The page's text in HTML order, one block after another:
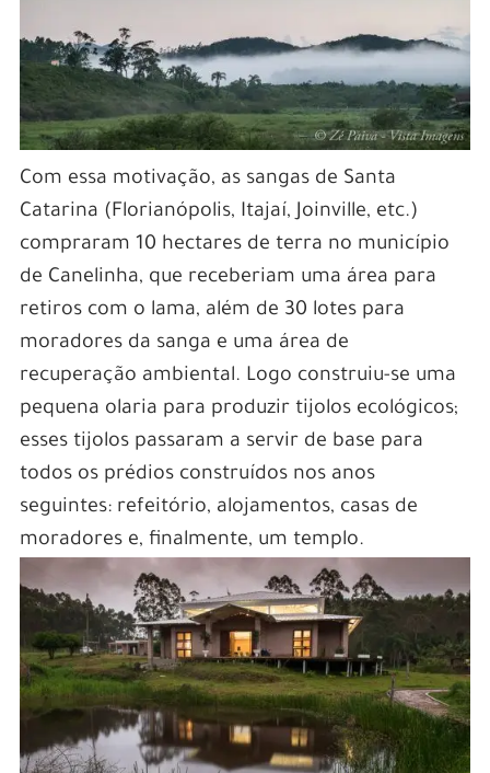
Com essa motivação, as sangas de Santa
Catarina (Florianópolis, Itajaí, Joinville, etc.)
compraram 10 hectares de terra no município
de Canelinha, que receberiam uma área para
retiros com o lama, além de 30 lotes para
moradores da sanga e uma área de
recuperação ambiental. Logo construiu-se uma
pequena olaria para produzir tijolos ecológicos;
esses tijolos passaram a servir de base para
todos os prédios construídos nos anos
seguintes: refeitório, alojamentos, casas de
moradores e, finalmente, um templo.